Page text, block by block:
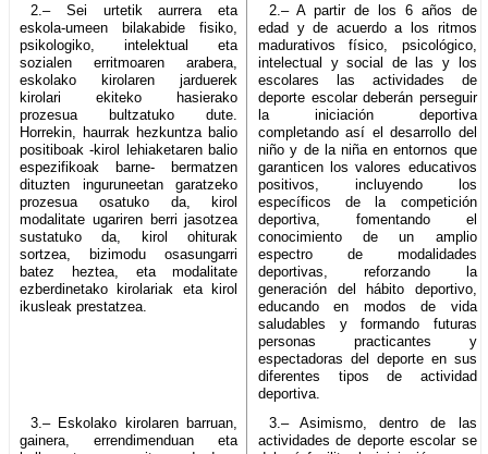
2.– Sei urtetik aurrera eta
eskola-umeen bilakabide fisiko,
psikologiko, intelektual eta
sozialen erritmoaren arabera,
eskolako kirolaren jarduerek
kirolari ekiteko hasierako
prozesua bultzatuko dute.
Horrekin, haurrak hezkuntza balio
positiboak -kirol lehiaketaren balio
espezifikoak barne- bermatzen
dituzten inguruneetan garatzeko
prozesua osatuko da, kirol
modalitate ugariren berri jasotzea
sustatuko da, kirol ohiturak
sortzea, bizimodu osasungarri
batez heztea, eta modalitate
ezberdinetako kirolariak eta kirol
ikusleak prestatzea.
2.– A partir de los 6 años de
edad y de acuerdo a los ritmos
madurativos físico, psicológico,
intelectual y social de las y los
escolares las actividades de
deporte escolar deberán perseguir
la iniciación deportiva
completando así el desarrollo del
niño y de la niña en entornos que
garanticen los valores educativos
positivos, incluyendo los
específicos de la competición
deportiva, fomentando el
conocimiento de un amplio
espectro de modalidades
deportivas, reforzando la
generación del hábito deportivo,
educando en modos de vida
saludables y formando futuras
personas practicantes y
espectadoras del deporte en sus
diferentes tipos de actividad
deportiva.
3.– Eskolako kirolaren barruan,
gainera, errendimenduan eta
3.– Asimismo, dentro de las
actividades de deporte escolar se